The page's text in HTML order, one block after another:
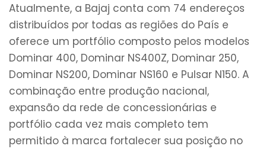
Atualmente, a Bajaj conta com 74 endereços
distribuídos por todas as regiões do País e
oferece um portfólio composto pelos modelos
Dominar 400, Dominar NS400Z, Dominar 250,
Dominar NS200, Dominar NS160 e Pulsar N150. A
combinação entre produção nacional,
expansão da rede de concessionárias e
portfólio cada vez mais completo tem
permitido à marca fortalecer sua posição no